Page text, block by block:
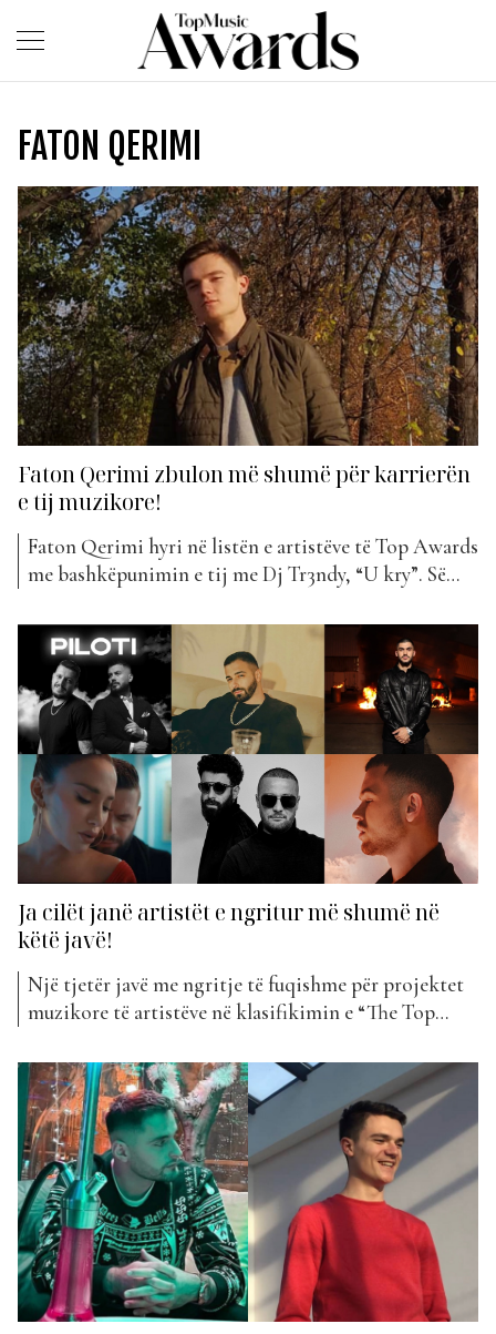
FATON QERIMI
Faton Qerimi zbulon më shumë për karrierën
e tij muzikore!
Faton Qerimi hyri në listën e artistëve të Top Awards
me bashkëpunimin e tij me Dj Tr3ndy, “U kry”. Së
Radio për të diskutuar se si lindi ky projekt, por jo
vetëm. Si është një ditë normale për Fatonin?...
Ja cilët janë artistët e ngritur më shumë në
këtë javë!
Një tjetër javë me ngritje të fuqishme për projektet
muzikore të artistëve në klasifikimin e “The Top
këngëtarë që patën më shumë sukses këtë javë? Elgit
Doda me këngën e tij “TL” padyshim që ka rritur një
sukses të jashtëzakonshëm që...